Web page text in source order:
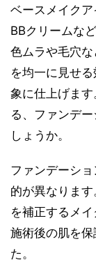
ベースメイク
BBクリームな
色ムラや毛穴
を均一に見せ
象に仕上げま
る、ファンデ
しょうか。
ファンデーシ
的が異なりま
を補正するメ
施術後の肌を
た。